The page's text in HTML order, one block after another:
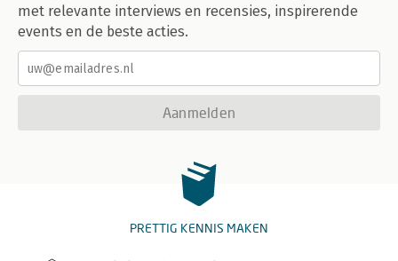
met relevante interviews en recensies, inspirerende
events en de beste acties.
Aanmelden
PRETTIG KENNIS MAKEN